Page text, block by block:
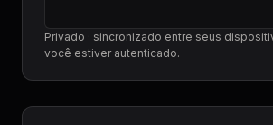
Privado · sincronizado entre seus
você estiver autenticado.